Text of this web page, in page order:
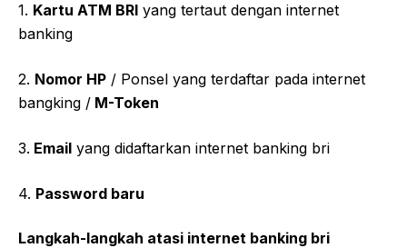
1. Kartu ATM BRI yang tertaut dengan internet
banking
2. Nomor HP / Ponsel yang terdaftar pada internet
bangking / M-Token
3. Email yang didaftarkan internet banking bri
4. Password baru
Langkah-langkah atasi internet banking bri